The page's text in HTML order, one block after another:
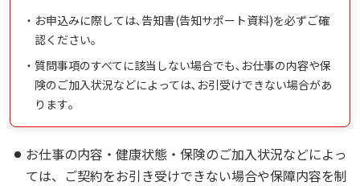
・ お申込みに際しては､告知書(告知サポート資料)を必ずご確
認ください。
・ 質問事項のすべてに該当しない場合でも､お仕事の内容や保
険のご加入状況などによっては､お引受けできない場合があ
ります｡
お仕事の内容・健康状態・保険のご加入状況などによっ
ては、ご契約をお引き受けできない場合や保障内容を制